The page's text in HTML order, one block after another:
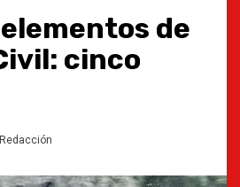
de
cinco
Redacción